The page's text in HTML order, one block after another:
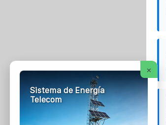
×
Sistema de Energía
Telecom